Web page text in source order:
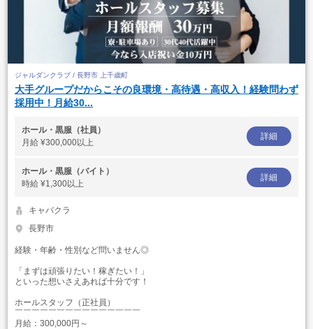
ジャルダンクラブ / 長野市 上千歳町
大手グループだからこその良環境・高待遇・高収入！経験問わず
採用中！月給30...
ホール・黒服（社員）
月給 ¥300,000以上
詳細
ホール・黒服（バイト）
時給 ¥1,300以上
詳細
キャバクラ
長野市
経験・年齢・性別など問いません◎
「まずは頑張りたい！稼ぎたい！」
といった想いさえあれば十分です！
ホールスタッフ（正社員）
￣￣￣￣￣￣￣￣￣￣￣￣￣￣￣
月給：300,000円～